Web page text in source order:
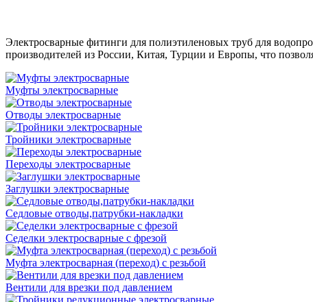
Электросварные фитинги для полиэтиленовых труб для
производителей из России, Китая, Турции и Европы, что
Муфты электросварные
Отводы электросварные
Тройники электросварные
Переходы электросварные
Заглушки электросварные
Седловые отводы,патрубки-накладки
Седелки электросварные с фрезой
Муфта электросварная (переход) с резьбой
Вентили для врезки под давлением